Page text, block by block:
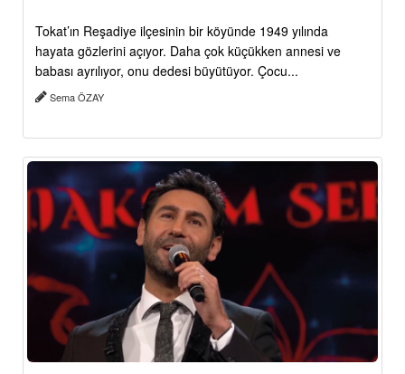
Tokat’ın Reşadiye ilçesinin bir köyünde 1949 yılında
hayata gözlerini açıyor. Daha çok küçükken annesi ve
babası ayrılıyor, onu dedesi büyütüyor. Çocu...
Sema ÖZAY